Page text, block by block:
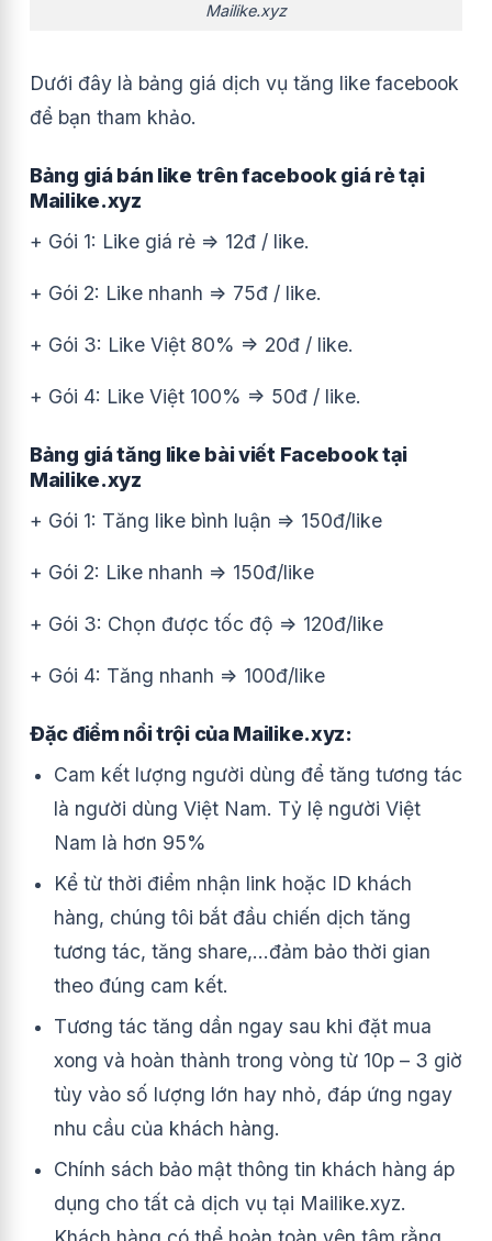
Mailike.xyz
Dưới đây là bảng giá dịch vụ tăng like facebook
để bạn tham khảo.
Bảng giá bán like trên facebook giá rẻ tại
Mailike.xyz
+ Gói 1: Like giá rẻ => 12đ / like.
+ Gói 2: Like nhanh => 75đ / like.
+ Gói 3: Like Việt 80% => 20đ / like.
+ Gói 4: Like Việt 100% => 50đ / like.
Bảng giá tăng like bài viết Facebook tại
Mailike.xyz
+ Gói 1: Tăng like bình luận => 150đ/like
+ Gói 2: Like nhanh => 150đ/like
+ Gói 3: Chọn được tốc độ => 120đ/like
+ Gói 4: Tăng nhanh => 100đ/like
Đặc điểm nổi trội của Mailike.xyz:
Cam kết lượng người dùng để tăng tương tác
là người dùng Việt Nam. Tỷ lệ người Việt
Nam là hơn 95%
Kể từ thời điểm nhận link hoặc ID khách
hàng, chúng tôi bắt đầu chiến dịch tăng
tương tác, tăng share,…đảm bảo thời gian
theo đúng cam kết.
Tương tác tăng dần ngay sau khi đặt mua
xong và hoàn thành trong vòng từ 10p – 3 giờ
tùy vào số lượng lớn hay nhỏ, đáp ứng ngay
nhu cầu của khách hàng.
Chính sách bảo mật thông tin khách hàng áp
dụng cho tất cả dịch vụ tại Mailike.xyz.